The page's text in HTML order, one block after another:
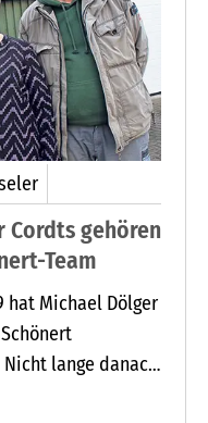
Cordts gehören
Team
hat Michael Dölger
lange danach